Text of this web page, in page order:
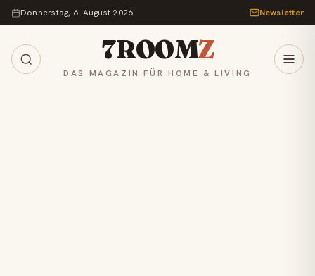
Zum Inhalt springen
Donnerstag, 6. August 2026 Newsletter
7ROOMZ
DAS MAGAZIN FÜR HOME & LIVING